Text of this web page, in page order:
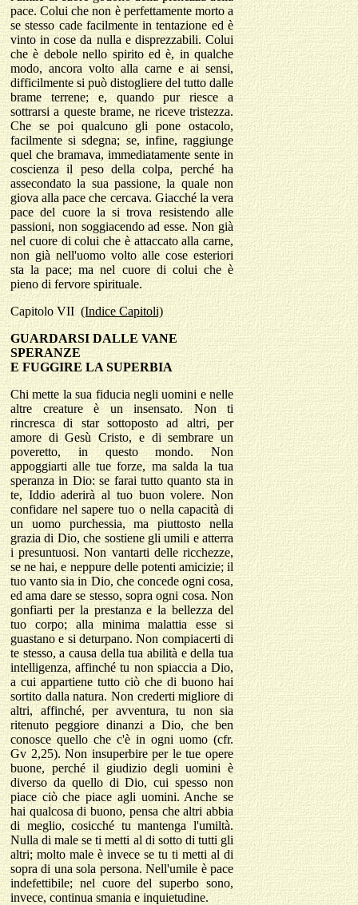
pace. Colui che non è perfettamente morto a
se stesso cade facilmente in tentazione ed è
vinto in cose da nulla e disprezzabili. Colui
che è debole nello spirito ed è, in qualche
modo, ancora volto alla carne e ai sensi,
difficilmente si può distogliere del tutto dalle
brame terrene; e, quando pur riesce a
sottrarsi a queste brame, ne riceve tristezza.
Che se poi qualcuno gli pone ostacolo,
facilmente si sdegna; se, infine, raggiunge
quel che bramava, immediatamente sente in
coscienza il peso della colpa, perché ha
assecondato la sua passione, la quale non
giova alla pace che cercava. Giacché la vera
pace del cuore la si trova resistendo alle
passioni, non soggiacendo ad esse. Non già
nel cuore di colui che è attaccato alla carne,
non già nell'uomo volto alle cose esteriori
sta la pace; ma nel cuore di colui che è
pieno di fervore spirituale.
Capitolo VII (Indice Capitoli)
GUARDARSI DALLE VANE
SPERANZE
E FUGGIRE LA SUPERBIA
Chi mette la sua fiducia negli uomini e nelle
altre creature è un insensato. Non ti
rincresca di star sottoposto ad altri, per
amore di Gesù Cristo, e di sembrare un
poveretto, in questo mondo. Non
appoggiarti alle tue forze, ma salda la tua
speranza in Dio: se farai tutto quanto sta in
te, Iddio aderirà al tuo buon volere. Non
confidare nel sapere tuo o nella capacità di
un uomo purchessia, ma piuttosto nella
grazia di Dio, che sostiene gli umili e atterra
i presuntuosi. Non vantarti delle ricchezze,
se ne hai, e neppure delle potenti amicizie; il
tuo vanto sia in Dio, che concede ogni cosa,
ed ama dare se stesso, sopra ogni cosa. Non
gonfiarti per la prestanza e la bellezza del
tuo corpo; alla minima malattia esse si
guastano e si deturpano. Non compiacerti di
te stesso, a causa della tua abilità e della tua
intelligenza, affinché tu non spiaccia a Dio,
a cui appartiene tutto ciò che di buono hai
sortito dalla natura. Non crederti migliore di
altri, affinché, per avventura, tu non sia
ritenuto peggiore dinanzi a Dio, che ben
conosce quello che c'è in ogni uomo (cfr.
Gv 2,25). Non insuperbire per le tue opere
buone, perché il giudizio degli uomini è
diverso da quello di Dio, cui spesso non
piace ciò che piace agli uomini. Anche se
hai qualcosa di buono, pensa che altri abbia
di meglio, cosicché tu mantenga l'umiltà.
Nulla di male se ti metti al di sotto di tutti gli
altri; molto male è invece se tu ti metti al di
sopra di una sola persona. Nell'umile è pace
indefettibile; nel cuore del superbo sono,
invece, continua smania e inquietudine.